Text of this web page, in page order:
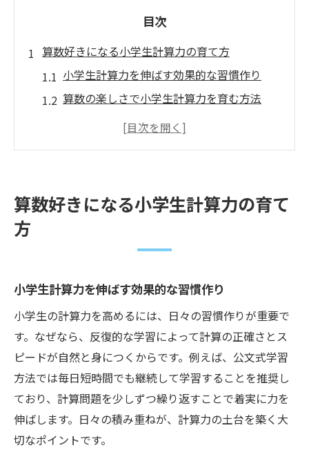
目次
算数好きになる小学生計算力の育て方
小学生計算力を伸ばす効果的な習慣作り
算数の楽しさで小学生計算力を育む方法
小学生計算力向上に役立つ家庭学習の工夫
公文式で伸ばす小学生の計算力とは
公文式で小学生計算力が高まる理由を解説
公文式で基礎から応用まで計算力を強化
小学生計算力の定着に公文式が効果的な理
由
公文式学習方法で計算力の自信を磨く
計算力を高める学習法を家庭で実践
小学生計算力を家庭学習で効率よく鍛える
方法
毎日の習慣で小学生計算力に差がつく理由
算数好きになる小学生計算力の育て
方
小学生計算力を伸ばす効果的な習慣作り
小学生の計算力を高めるには、日々の習慣作りが重要で
す。なぜなら、反復的な学習によって計算の正確さとス
ピードが自然と身につくからです。例えば、公文式学習
方法では毎日短時間でも継続して学習することを推奨し
ており、計算問題を少しずつ繰り返すことで着実に力を
伸ばします。日々の積み重ねが、計算力の土台を築く大
切なポイントです。